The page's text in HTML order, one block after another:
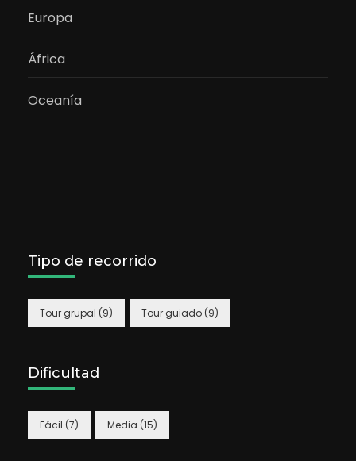
Europa
África
Oceanía
Tipo de recorrido
Tour grupal (9) Tour guiado (9)
Dificultad
Fácil (7) Media (15)